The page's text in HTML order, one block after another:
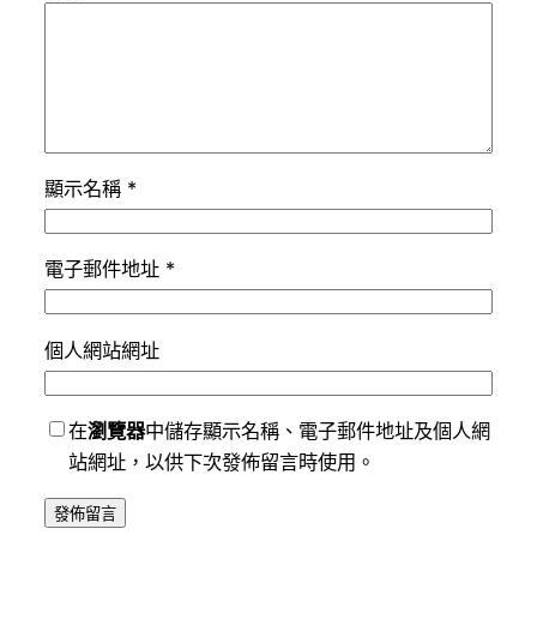
顯示名稱 *
電子郵件地址 *
個人網站網址
在瀏覽器中儲存顯示名稱、電子郵件地址及個人網
站網址，以供下次發佈留言時使用。